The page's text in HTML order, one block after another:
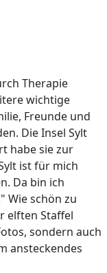
Therapie
wichtige
Freunde und
Die Insel Sylt
habe sie zur
ist für mich
Da bin ich
Wie schön zu
elften Staffel
sondern auch
ansteckendes